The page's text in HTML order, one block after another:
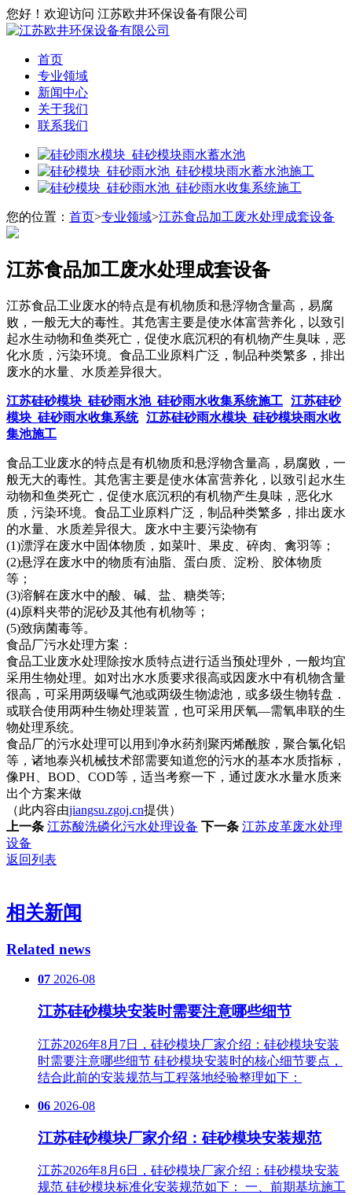
您好！欢迎访问 江苏欧井环保设备有限公司
首页
专业领域
新闻中心
关于我们
联系我们
您的位置： 首页>专业领域>江苏食品加工废水处理成套设备
江苏食品加工废水处理成套设备
江苏食品工业废水的特点是有机物质和悬浮物含量高，易腐
败，一般无大的毒性。其危害主要是使水体富营养化，以致引
起水生动物和鱼类死亡，促使水底沉积的有机物产生臭味，恶
化水质，污染环境。食品工业原料广泛，制品种类繁多，排出
废水的水量、水质差异很大。
江苏硅砂模块_硅砂雨水池_硅砂雨水收集系统施工 江苏硅砂
模块_硅砂雨水收集系统 江苏硅砂雨水模块_硅砂模块雨水收
集池施工
食品工业废水的特点是有机物质和悬浮物含量高，易腐败，一
般无大的毒性。其危害主要是使水体富营养化，以致引起水生
动物和鱼类死亡，促使水底沉积的有机物产生臭味，恶化水
质，污染环境。食品工业原料广泛，制品种类繁多，排出废水
的水量、水质差异很大。废水中主要污染物有
(1)漂浮在废水中固体物质，如菜叶、果皮、碎肉、禽羽等；
(2)悬浮在废水中的物质有油脂、蛋白质、淀粉、胶体物质
等；
(3)溶解在废水中的酸、碱、盐、糖类等;
(4)原料夹带的泥砂及其他有机物等；
(5)致病菌毒等。
食品厂污水处理方案：
食品工业废水处理除按水质特点进行适当预处理外，一般均宜
采用生物处理。如对出水水质要求很高或因废水中有机物含量
很高，可采用两级曝气池或两级生物滤池，或多级生物转盘．
或联合使用两种生物处理装置，也可采用厌氧—需氧串联的生
物处理系统。
食品厂的污水处理可以用到净水药剂聚丙烯酰胺，聚合氯化铝
等，诸地泰兴机械技术部需要知道您的污水的基本水质指标，
像PH、BOD、COD等，适当考察一下，通过废水水量水质来
出个方案来做
（此内容由jiangsu.zgoj.cn提供）
上一条 江苏酸洗磷化污水处理设备 下一条 江苏皮革废水处理
设备
返回列表
相关新闻
Related news
07 2026-08
江苏硅砂模块安装时需要注意哪些细节
江苏2026年8月7日，硅砂模块厂家介绍：硅砂模块安装
时需要注意哪些细节 硅砂模块安装时的核心细节要点，
结合此前的安装规范与工程落地经验整理如下：
06 2026-08
江苏硅砂模块厂家介绍：硅砂模块安装规范
江苏2026年8月6日，硅砂模块厂家介绍：硅砂模块安装
规范 硅砂模块标准化安装规范如下： 一、前期基坑施工